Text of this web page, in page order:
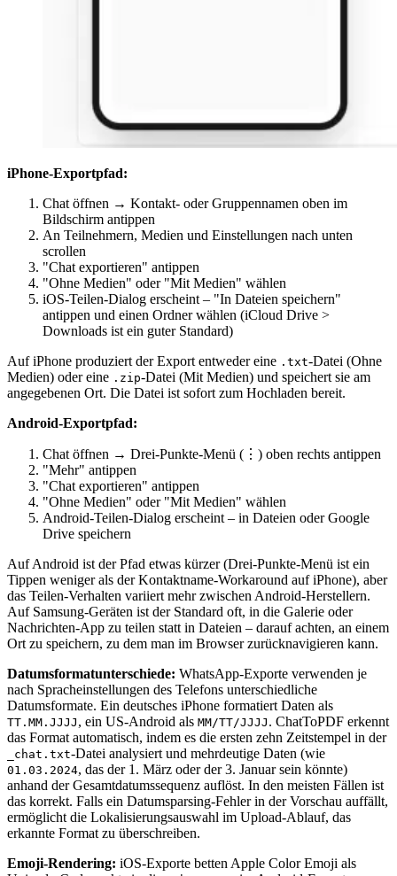
iPhone-Exportpfad:
Chat öffnen → Kontakt- oder Gruppennamen oben im
Bildschirm antippen
An Teilnehmern, Medien und Einstellungen nach unten
scrollen
"Chat exportieren" antippen
"Ohne Medien" oder "Mit Medien" wählen
iOS-Teilen-Dialog erscheint – "In Dateien speichern"
antippen und einen Ordner wählen (iCloud Drive >
Downloads ist ein guter Standard)
Auf iPhone produziert der Export entweder eine .txt-Datei (Ohne
Medien) oder eine .zip-Datei (Mit Medien) und speichert sie am
angegebenen Ort. Die Datei ist sofort zum Hochladen bereit.
Android-Exportpfad:
Chat öffnen → Drei-Punkte-Menü (⋮) oben rechts antippen
"Mehr" antippen
"Chat exportieren" antippen
"Ohne Medien" oder "Mit Medien" wählen
Android-Teilen-Dialog erscheint – in Dateien oder Google
Drive speichern
Auf Android ist der Pfad etwas kürzer (Drei-Punkte-Menü ist ein
Tippen weniger als der Kontaktname-Workaround auf iPhone), aber
das Teilen-Verhalten variiert mehr zwischen Android-Herstellern.
Auf Samsung-Geräten ist der Standard oft, in die Galerie oder
Nachrichten-App zu teilen statt in Dateien – darauf achten, an einem
Ort zu speichern, zu dem man im Browser zurücknavigieren kann.
Datumsformatunterschiede: WhatsApp-Exporte verwenden je
nach Spracheinstellungen des Telefons unterschiedliche
Datumsformate. Ein deutsches iPhone formatiert Daten als
TT.MM.JJJJ , ein US-Android als MM/TT/JJJJ . ChatToPDF erkennt
das Format automatisch, indem es die ersten zehn Zeitstempel in der
_chat.txt-Datei analysiert und mehrdeutige Daten (wie
01.03.2024, das der 1. März oder der 3. Januar sein könnte)
anhand der Gesamtdatumssequenz auflöst. In den meisten Fällen ist
das korrekt. Falls ein Datumsparsing-Fehler in der Vorschau auffällt,
ermöglicht die Lokalisierungsauswahl im Upload-Ablauf, das
erkannte Format zu überschreiben.
Emoji-Rendering: iOS-Exporte betten Apple Color Emoji als